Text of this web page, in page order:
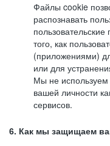
Файлы cookie
распознавать
пользовательские
того, как
(приложениями)
или для
Мы не
вашей личности
сервисов.
6. Как мы защищаем